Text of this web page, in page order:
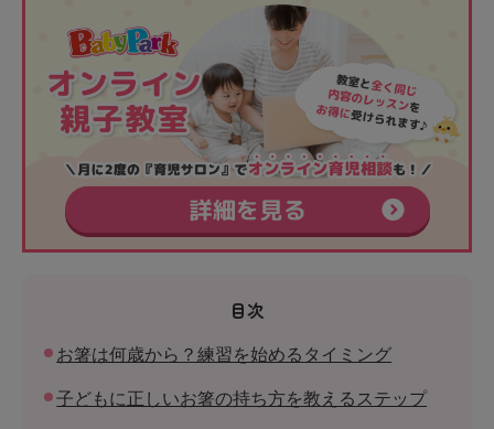
目次
お箸は何歳から？練習を始めるタイミング
子どもに正しいお箸の持ち方を教えるステップ